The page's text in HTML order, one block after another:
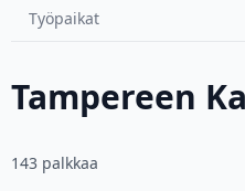
Työpaikat
Tampereen
143 palkkaa